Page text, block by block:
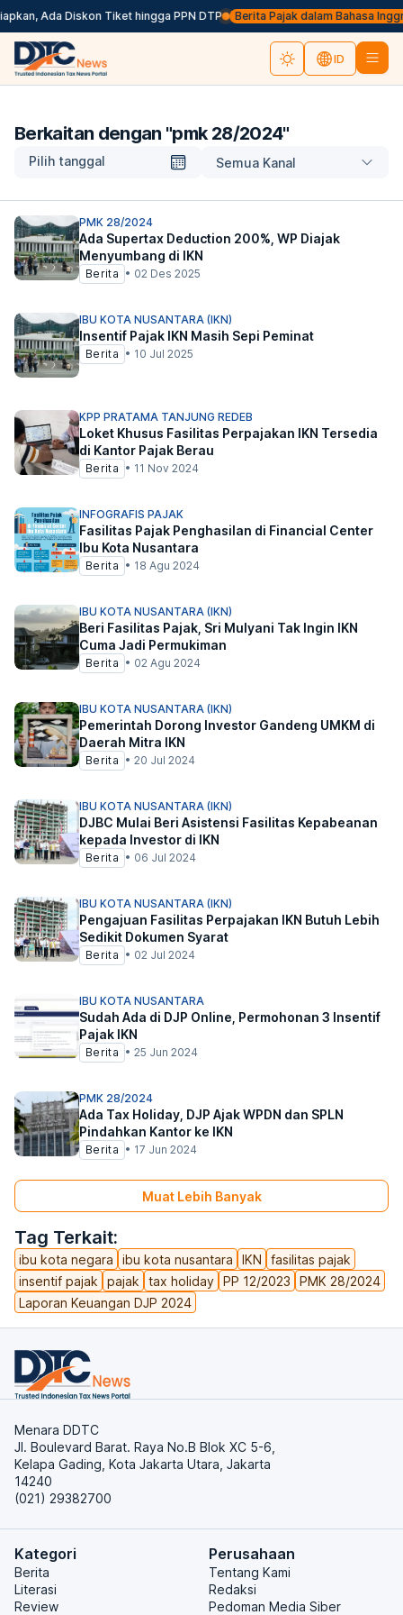
Ada Diskon Tiket hingga PPN DTP Berita Pajak dalam Bahasa
ID
Berkaitan dengan "pmk 28/2024"
Pilih tanggal Semua Kanal
Tag Terkait:
ibu kota negara ibu kota nusantara IKN
fasilitas pajak
insentif pajak
pajak tax holiday PP 12/2023
PMK 28/2024
Laporan Keuangan DJP 2024
PMK 28/2024
Ada Supertax Deduction 200%, WP Diajak
Menyumbang di IKN
Berita • 02 Des 2025
IBU KOTA NUSANTARA (IKN)
Insentif Pajak IKN Masih Sepi Peminat
Berita • 10 Jul 2025
KPP PRATAMA TANJUNG REDEB
Loket Khusus Fasilitas Perpajakan IKN Tersedia
di Kantor Pajak Berau
Berita • 11 Nov 2024
INFOGRAFIS PAJAK
Fasilitas Pajak Penghasilan di Financial Center
Ibu Kota Nusantara
Berita • 18 Agu 2024
IBU KOTA NUSANTARA (IKN)
Beri Fasilitas Pajak, Sri Mulyani Tak Ingin IKN
Cuma Jadi Permukiman
Berita • 02 Agu 2024
IBU KOTA NUSANTARA (IKN)
Pemerintah Dorong Investor Gandeng UMKM di
Daerah Mitra IKN
Berita • 20 Jul 2024
IBU KOTA NUSANTARA (IKN)
DJBC Mulai Beri Asistensi Fasilitas Kepabeanan
kepada Investor di IKN
Berita • 06 Jul 2024
IBU KOTA NUSANTARA (IKN)
Pengajuan Fasilitas Perpajakan IKN Butuh Lebih
Sedikit Dokumen Syarat
Berita • 02 Jul 2024
IBU KOTA NUSANTARA
Sudah Ada di DJP Online, Permohonan 3 Insentif
Pajak IKN
Berita • 25 Jun 2024
PMK 28/2024
Ada Tax Holiday, DJP Ajak WPDN dan SPLN
Pindahkan Kantor ke IKN
Berita • 17 Jun 2024
Muat Lebih Banyak
Menara DDTC
Jl. Boulevard Barat. Raya No.B Blok XC 5-6,
Kelapa Gading, Kota Jakarta Utara, Jakarta
14240
(021) 29382700
Kategori
Berita
Literasi
Review
Perusahaan
Tentang Kami
Redaksi
Pedoman Media Siber